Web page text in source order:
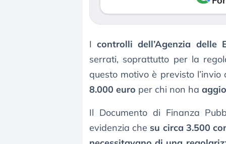
Icontrolli dell’Agenzia delle
serrati, soprattutto per la
questo motivo è previsto
8.000 euro per chi non ha
Il Documento di Finanza
evidenzia che su circa 3.500